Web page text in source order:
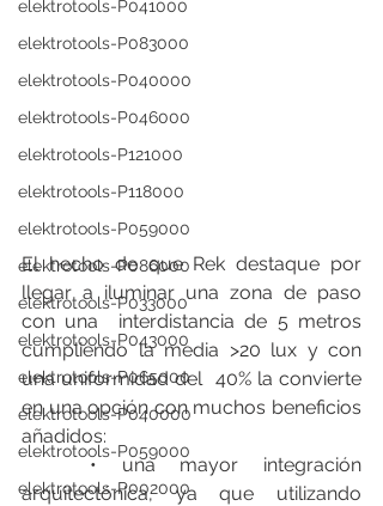
elektrotools-P041000
elektrotools-P083000
elektrotools-P040000
elektrotools-P046000
elektrotools-P121000
elektrotools-P118000
elektrotools-P059000
elektrotools-P086000
elektrotools-P033000
elektrotools-P043000
elektrotools-P065000
elektrotools-P040000
elektrotools-P059000
elektrotools-P002000
El hecho de que Rek destaque por
llegar a iluminar una zona de paso
con una  interdistancia de 5 metros
cumpliendo la media >20 lux y con
una uniformidad del  40% la convierte
en una opción con muchos beneficios
añadidos:
	• una mayor integración
arquitectónica, ya que utilizando